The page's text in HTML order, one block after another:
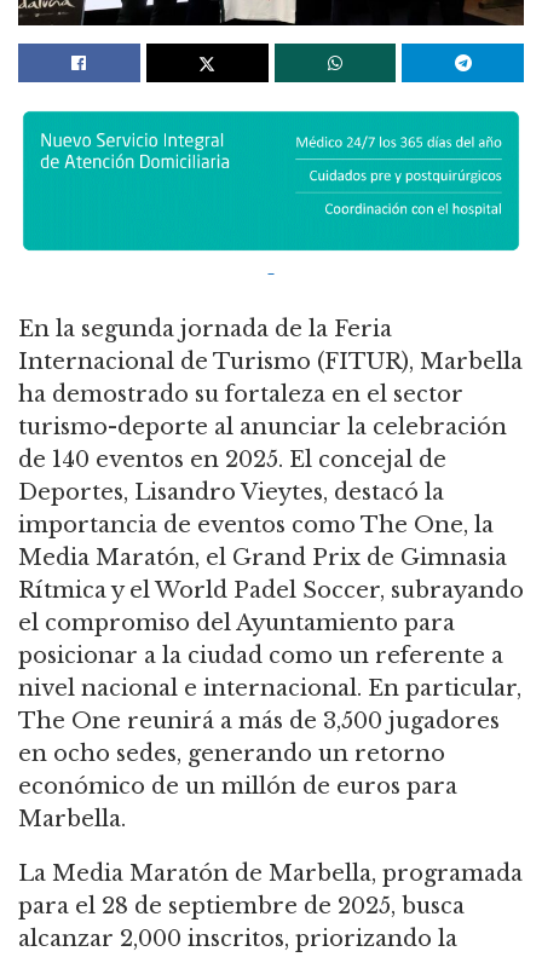
En la segunda jornada de la Feria
Internacional de Turismo (FITUR), Marbella
ha demostrado su fortaleza en el sector
turismo-deporte al anunciar la celebración
de 140 eventos en 2025. El concejal de
Deportes, Lisandro Vieytes, destacó la
importancia de eventos como The One, la
Media Maratón, el Grand Prix de Gimnasia
Rítmica y el World Padel Soccer, subrayando
el compromiso del Ayuntamiento para
posicionar a la ciudad como un referente a
nivel nacional e internacional. En particular,
The One reunirá a más de 3,500 jugadores
en ocho sedes, generando un retorno
económico de un millón de euros para
Marbella.
La Media Maratón de Marbella, programada
para el 28 de septiembre de 2025, busca
alcanzar 2,000 inscritos, priorizando la